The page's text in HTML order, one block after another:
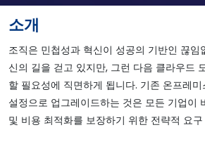
소개
조직은 민첩성과 혁신이 성공의 기반인 끊임
신의 길을 걷고 있지만, 그런 다음 클라우드
할 필요성에 직면하게 됩니다. 기존 온프레
설정으로 업그레이드하는 것은 모든 기업이
및 비용 최적화를 보장하기 위한 전략적 요